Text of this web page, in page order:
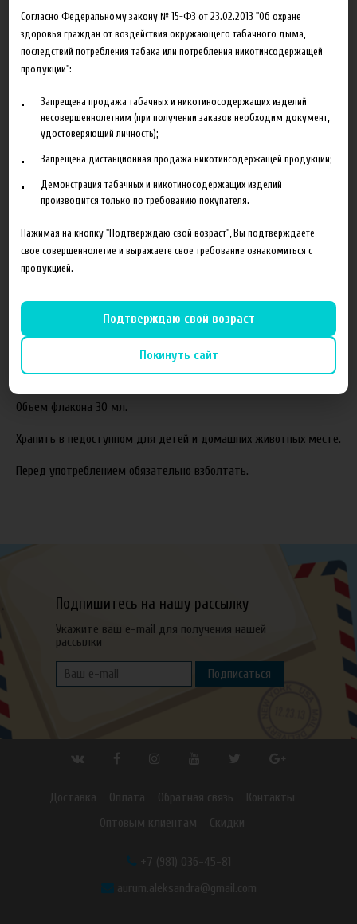
Добавить в сравнение
Описание Характеристики Отзывы
Состав готовой жидкости:
Пропиленгликоль(PG)
Растительный глицерин(VG)
Соотношение компонентов,%:70VG/30PG.
Жидкость производится с использованием американских
ароматизаторов TPA и Capella.
Объем флакона 30 мл.
Хранить в недоступном для детей и домашних животных месте.
Перед употреблением обязательно взболтать.
Подпишитесь на нашу рассылку
Укажите ваш e-mail для получения нашей
рассылки
Подписаться
Доставка Оплата Обратная связь
Контакты
Оптовым клиентам
Скидки
+7 (981) 036-45-81
aurum.aleksandra@gmail.com
Согласно Федеральному закону № 15-ФЗ от 23.02.2013 "Об охране
здоровья граждан от воздействия окружающего табачного дыма,
последствий потребления табака или потребления никотинсодержащей
продукции":
Запрещена продажа табачных и никотиносодержащих изделий
несовершеннолетним (при получении заказов необходим документ,
удостоверяющий личность);
Запрещена дистанционная продажа никотинсодержащей продукции;
Демонстрация табачных и никотиносодержащих изделий
производится только по требованию покупателя.
Нажимая на кнопку "Подтверждаю свой возраст", Вы подтверждаете
свое совершеннолетие и выражаете свое требование ознакомиться с
продукцией.
Подтверждаю свой возраст
Покинуть сайт